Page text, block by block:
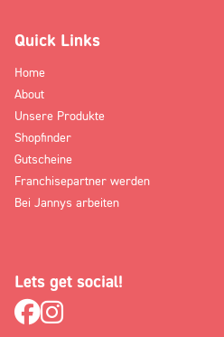
Quick Links
Home
About
Unsere Produkte
Shopfinder
Gutscheine
Franchisepartner werden
Bei Jannys arbeiten
Lets get social!